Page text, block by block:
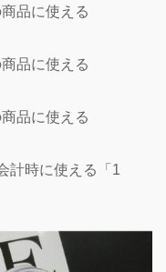
品に使える
品に使える
品に使える
計時に使える「1